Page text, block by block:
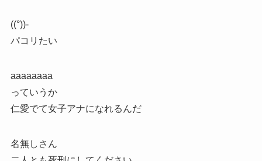
((°))-
パコリたい
aaaaaaaa
っていうか
仁愛でて女子アナになれるんだ
名無しさん